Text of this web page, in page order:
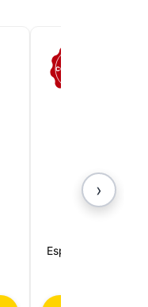
COLLEZIONE
Especial 5 CL
›